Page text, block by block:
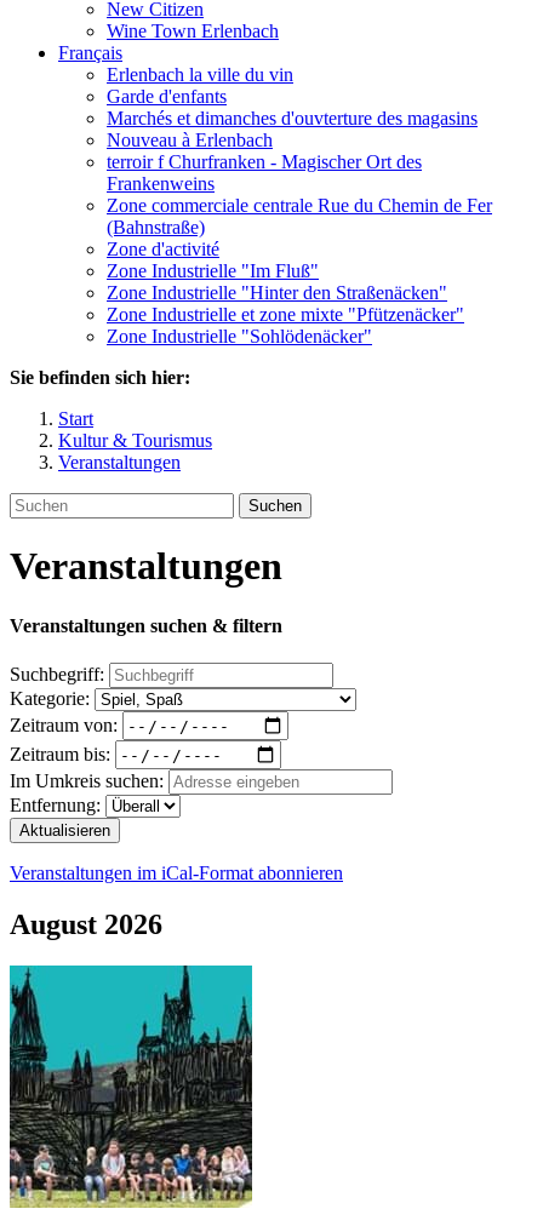
New Citizen
Wine Town Erlenbach
Français
Erlenbach la ville du vin
Garde d'enfants
Marchés et dimanches d'ouvterture des magasins
Nouveau à Erlenbach
terroir f Churfranken - Magischer Ort des
Frankenweins
Zone commerciale centrale Rue du Chemin de Fer
(Bahnstraße)
Zone d'activité
Zone Industrielle "Im Fluß"
Zone Industrielle "Hinter den Straßenäcken"
Zone Industrielle et zone mixte "Pfützenäcker"
Zone Industrielle "Sohlödenäcker"
Sie befinden sich hier:
Start
Kultur & Tourismus
Veranstaltungen
Suchen
Veranstaltungen
Veranstaltungen suchen & filtern
Suchbegriff:
Kategorie:
Zeitraum von:
Zeitraum bis:
Im Umkreis suchen:
Entfernung:
Aktualisieren
Veranstaltungen im iCal-Format abonnieren
August 2026